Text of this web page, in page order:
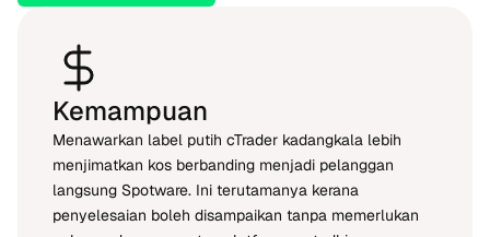
Kemampuan
Menawarkan label putih cTrader kadangkala lebih
menjimatkan kos berbanding menjadi pelanggan
langsung Spotware. Ini terutamanya kerana
penyelesaian boleh disampaikan tanpa memerlukan